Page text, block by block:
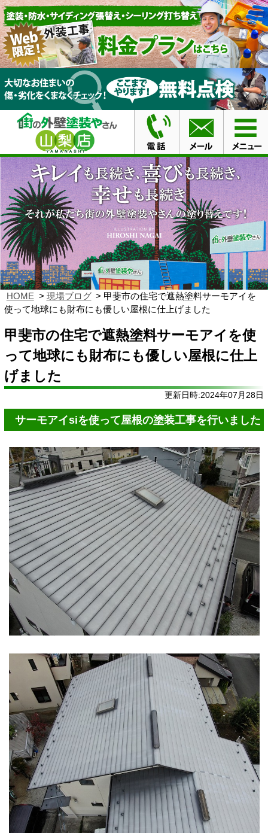
HOME 現場ブログ
甲斐市の住宅で遮熱塗料サーモアイを
使って地球にも財布にも優しい屋根に仕上げました
甲斐市の住宅で遮熱塗料サーモアイを使
って地球にも財布にも優しい屋根に仕上
げました
更新日時:2024年07月28日
サーモアイsiを使って屋根の塗装工事を行いました